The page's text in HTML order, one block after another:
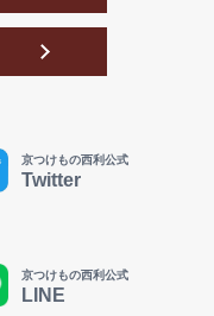
京つけもの西利公式
Twitter
京つけもの西利公式
LINE